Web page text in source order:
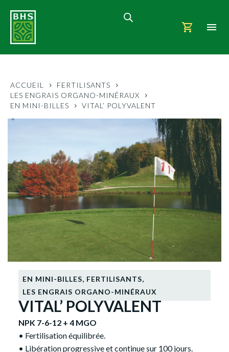
ACCUEIL
FERTILISANTS
LES ENGRAIS ORGANO-MINÉRAUX
EN MINI-BILLES
VITAL’ POLYVALENT
EN MINI-BILLES, FERTILISANTS,
LES ENGRAIS ORGANO-MINÉRAUX
VITAL’ POLYVALENT
NPK 7-6-12 + 4 MGO
• Fertilisation équilibrée.
• Libération progressive et continue sur 100 jours.